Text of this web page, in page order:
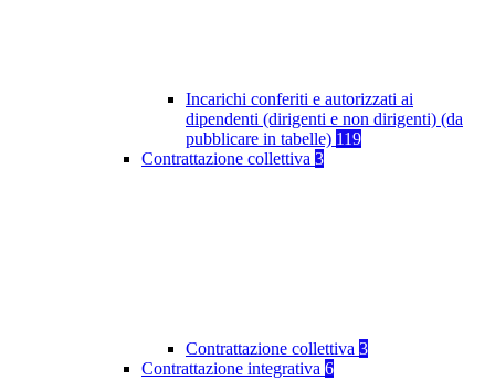
Incarichi conferiti e autorizzati ai
dipendenti (dirigenti e non dirigenti) (da
pubblicare in tabelle) 119
Contrattazione collettiva 3
Contrattazione collettiva 3
Contrattazione integrativa 6